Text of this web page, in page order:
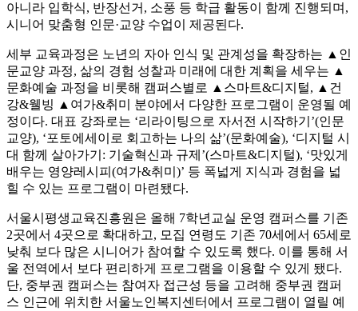
아니라 입학식, 반장선거, 소풍 등 학급 활동이 함께 진행되며,
시니어 맞춤형 인문·교양 수업이 제공된다.
세부 교육과정은 노년의 자아 인식 및 관계성을 확장하는 ▲인
문교양 과정, 삶의 경험 성찰과 미래에 대한 계획을 세우는 ▲
문화예술 과정을 비롯해 캠퍼스별로 ▲스마트&디지털, ▲건
강&웰빙 ▲여가&취미 분야에서 다양한 프로그램이 운영될 예
정이다. 대표 강좌로는 ‘리라이팅으로 자서전 시작하기’(인문
교양), ‘포토에세이로 회고하는 나의 삶’(문화예술), ‘디지털 시
대 함께 살아가기: 기술혁신과 규제’(스마트&디지털), ‘맛있게
배우는 영양레시피(여가&취미)’ 등 폭넓게 지식과 경험을 넓
힐 수 있는 프로그램이 마련됐다.
서울시평생교육진흥원은 올해 7학년교실 운영 캠퍼스를 기존
2곳에서 4곳으로 확대하고, 모집 연령도 기존 70세에서 65세로
낮춰 보다 많은 시니어가 참여할 수 있도록 했다. 이를 통해 서
울 전역에서 보다 편리하게 프로그램을 이용할 수 있게 됐다.
단, 중부권 캠퍼스는 참여자 접근성 등을 고려해 중부권 캠퍼
스 인근에 위치한 서울노인복지센터에서 프로그램이 열릴 예